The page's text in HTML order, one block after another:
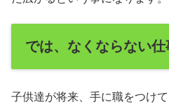
では、なくならない仕
子供達が将来、手に職をつけ